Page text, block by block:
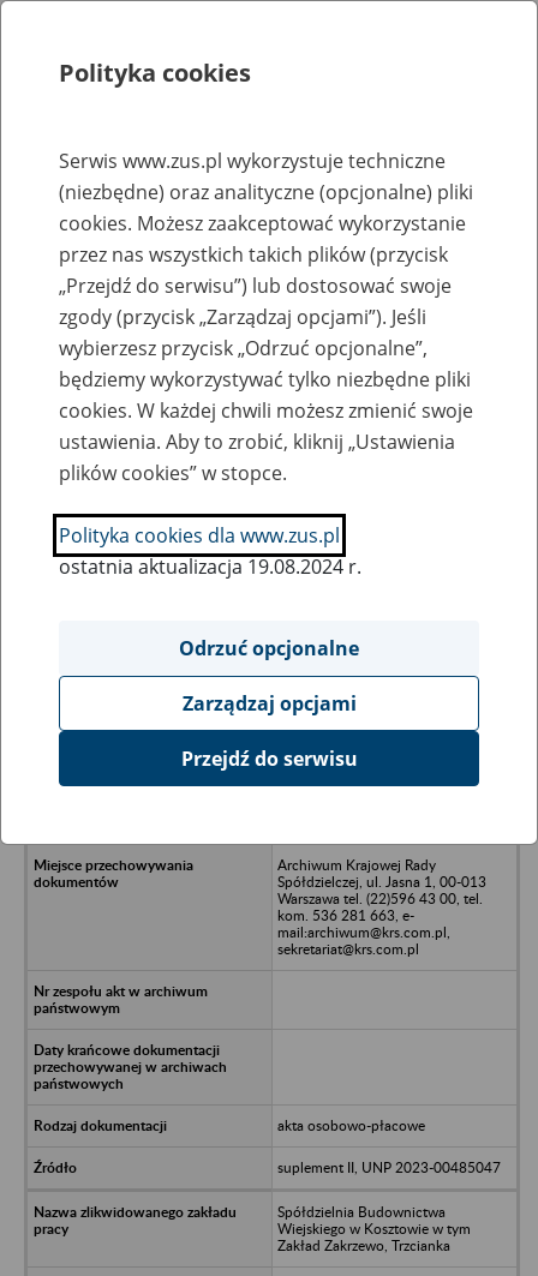
Rejestry, ewidencje i archiwa
Baza zlikwidowanych lub
przekształconych zakładów pracy
Nazwa zakładu pracy:
SZUKAJ
Ukryj wszystkie pozycje bazy
MERA Międzynarodowa Spółdzielnia
Archiwum Krajowej Rady
Spółdzielczej, ul. Jasna 1, 00-013
Warszawa tel. (22)596 43 00, tel.
kom. 536 281 663, e-
mail:archiwum@krs.com.pl,
sekretariat@krs.com.pl
akta osobowo-płacowe
suplement II, UNP 2023-00485047
Spółdzielnia Budownictwa
Wiejskiego w Kosztowie w tym
Zakład Zakrzewo, Trzcianka
Polityka cookies
Serwis www.zus.pl wykorzystuje techniczne
(niezbędne) oraz analityczne (opcjonalne) pliki
cookies. Możesz zaakceptować wykorzystanie
przez nas wszystkich takich plików (przycisk
„Przejdź do serwisu”) lub dostosować swoje
zgody (przycisk „Zarządzaj opcjami”). Jeśli
wybierzesz przycisk „Odrzuć opcjonalne”,
będziemy wykorzystywać tylko niezbędne pliki
cookies. W każdej chwili możesz zmienić swoje
ustawienia. Aby to zrobić, kliknij „Ustawienia
plików cookies” w stopce.
Polityka cookies dla www.zus.pl
ostatnia aktualizacja 19.08.2024 r.
Odrzuć opcjonalne
Zarządzaj opcjami
Przejdź do serwisu